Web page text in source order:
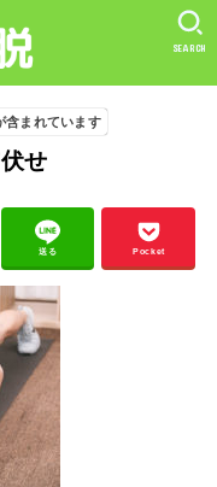
SEARCH
含まれています
せ
送る Pocket